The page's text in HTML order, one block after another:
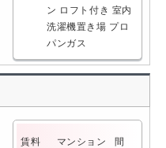
ン ロフト付き 室内
洗濯機置き場 プロ
パンガス
賃料 マンション 間